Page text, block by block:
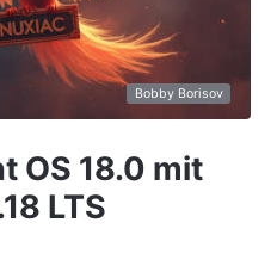
Bobby Borisov
OS 18.0 mit
LTS